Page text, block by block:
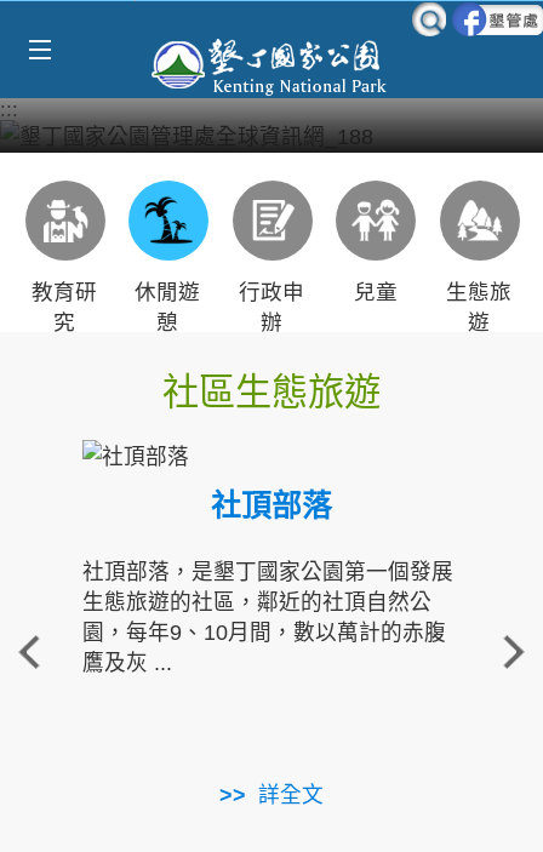
:::
教育研
究
休閒遊
憩
行政申
辦
兒童
生態旅
遊
社區生態旅遊
社頂部落
社頂部落，是墾丁國家公園第一個發展
生態旅遊的社區，鄰近的社頂自然公
園，每年9、10月間，數以萬計的赤腹
鷹及灰 ...
詳全文
重
走進